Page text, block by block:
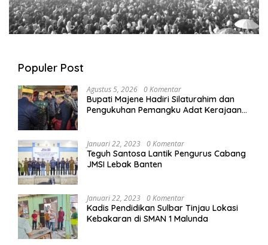
Populer Post
Agustus 5, 2026 0 Komentar
Bupati Majene Hadiri Silaturahim dan
Pengukuhan Pemangku Adat Kerajaan
Januari 22, 2023 0 Komentar
Teguh Santosa Lantik Pengurus Cabang
JMSI Lebak Banten
Januari 22, 2023 0 Komentar
Kadis Pendidikan Sulbar Tinjau Lokasi
Kebakaran di SMAN 1 Malunda